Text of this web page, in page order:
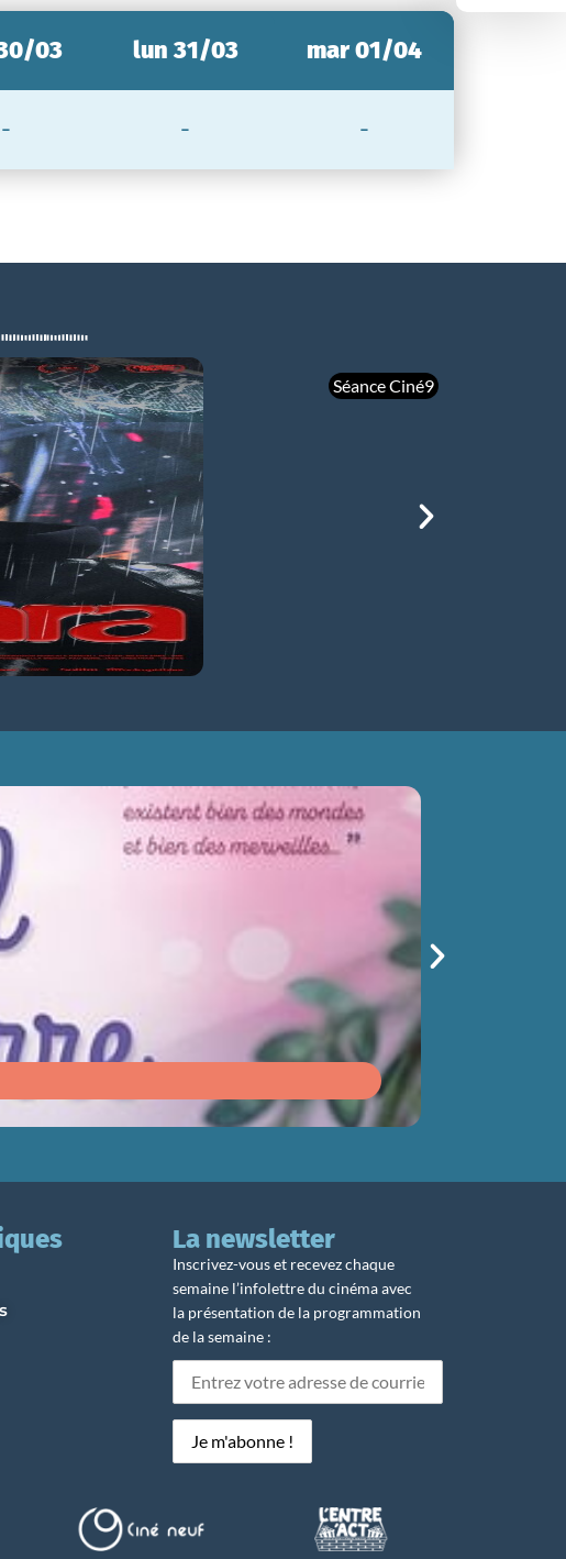
03
-
lun 31/03
-
mar 01/04
-
Séance Ciné9
mer 05/08
21h00
ET TERRE
La newsletter
Inscrivez-vous et recevez chaque
semaine l’infolettre du cinéma avec
la présentation de la programmation
de la semaine :